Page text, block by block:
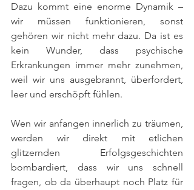
Dazu kommt eine enorme Dynamik –
wir müssen funktionieren, sonst
gehören wir nicht mehr dazu. Da ist es
kein Wunder, dass psychische
Erkrankungen immer mehr zunehmen,
weil wir uns ausgebrannt, überfordert,
leer und erschöpft fühlen.
Wen wir anfangen innerlich zu träumen,
werden wir direkt mit etlichen
glitzernden Erfolgsgeschichten
bombardiert, dass wir uns schnell
fragen, ob da überhaupt noch Platz für